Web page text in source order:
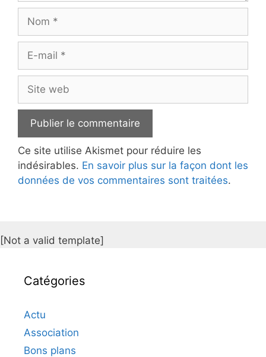
Nom
Site
web
Ce site utilise Akismet pour réduire les
indésirables. En savoir plus sur la façon dont les
données de vos commentaires sont traitées.
[Not a valid template]
Catégories
Actu
Association
Bons plans